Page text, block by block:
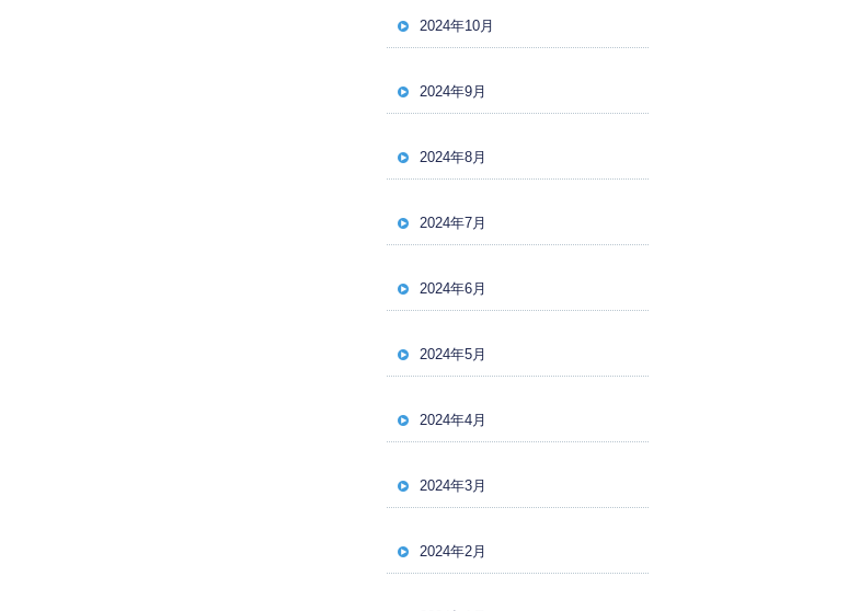
2024年10月
2024年9月
2024年8月
2024年7月
2024年6月
2024年5月
2024年4月
2024年3月
2024年2月